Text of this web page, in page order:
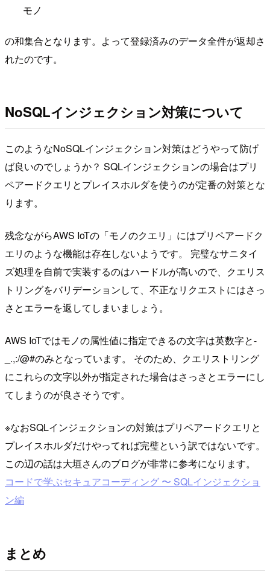
モノ
の和集合となります。よって登録済みのデータ全件が返却さ
れたのです。
NoSQLインジェクション対策について
このようなNoSQLインジェクション対策はどうやって防げ
ば良いのでしょうか？ SQLインジェクションの場合はプリ
ペアードクエリとプレイスホルダを使うのが定番の対策とな
ります。
残念ながらAWS IoTの「モノのクエリ」にはプリペアードク
エリのような機能は存在しないようです。 完璧なサニタイ
ズ処理を自前で実装するのはハードルが高いので、クエリス
トリングをバリデーションして、不正なリクエストにはさっ
さとエラーを返してしまいましょう。
AWS IoTではモノの属性値に指定できるの文字は英数字と-
_.,:/@#のみとなっています。 そのため、クエリストリング
にこれらの文字以外が指定された場合はさっさとエラーにし
てしまうのが良さそうです。
※なおSQLインジェクションの対策はプリペアードクエリと
プレイスホルダだけやってれば完璧という訳ではないです。
この辺の話は大垣さんのブログが非常に参考になります。
コードで学ぶセキュアコーディング 〜 SQLインジェクショ
ン編
まとめ